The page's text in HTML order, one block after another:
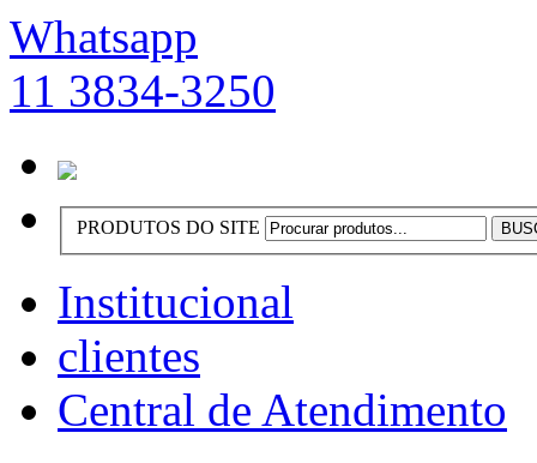
Whatsapp
11 3834-3250
PRODUTOS DO SITE
Institucional
clientes
Central de Atendimento